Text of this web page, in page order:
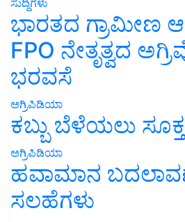
ಭಾರತದ ಗ್ರಾಮೀಣ
FPO ನೇತೃತ್ವದ
ಭರವಸೆ
ಅಗ್ರಿಪಿಡಿಯಾ
ಕಬ್ಬು ಬೆಳೆಯಲು
ಅಗ್ರಿಪಿಡಿಯಾ
ಹವಾಮಾನ
ಸಲಹೆಗಳು